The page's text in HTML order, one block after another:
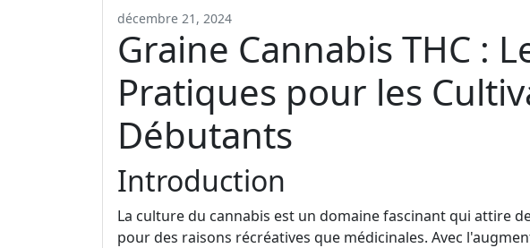
décembre 21, 2024
Graine Cannabis THC :
Pratiques pour les
Débutants
Introduction
La culture du cannabis est un domaine fascinant qui attire
pour des raisons récréatives que médicinales. Avec